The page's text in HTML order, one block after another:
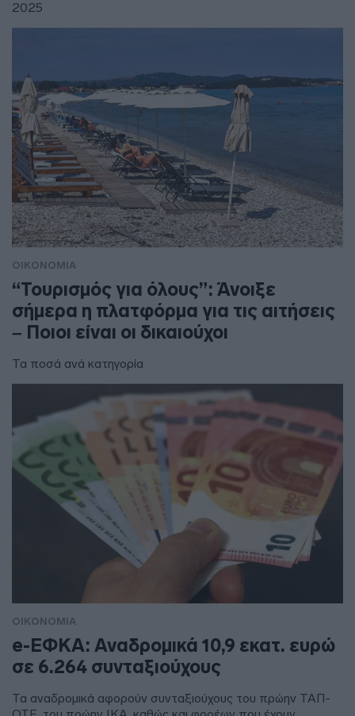
2025
ΟΙΚΟΝΟΜΙΑ
“Τουρισμός για όλους”: Άνοιξε
σήμερα η πλατφόρμα για τις αιτήσεις
– Ποιοι είναι οι δικαιούχοι
Τα ποσά ανά κατηγορία
ΟΙΚΟΝΟΜΙΑ
e-ΕΦΚΑ: Αναδρομικά 10,9 εκατ. ευρώ
σε 6.264 συνταξιούχους
Τα αναδρομικά αφορούν συνταξιούχους του πρώην ΤΑΠ-